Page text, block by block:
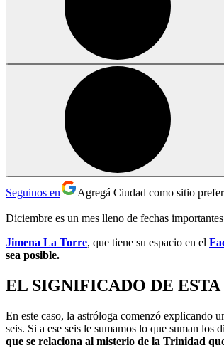
Seguinos en Agregá Ciudad como sitio
​Diciembre es un mes lleno de fechas
Jimena La Torre, que tiene su espacio en el
sea posible.
EL SIGNIFICADO DE
En este caso, la astróloga comenzó explicando
seis. Si a ese seis le sumamos lo que suman
que se relaciona al misterio de la Trinidad